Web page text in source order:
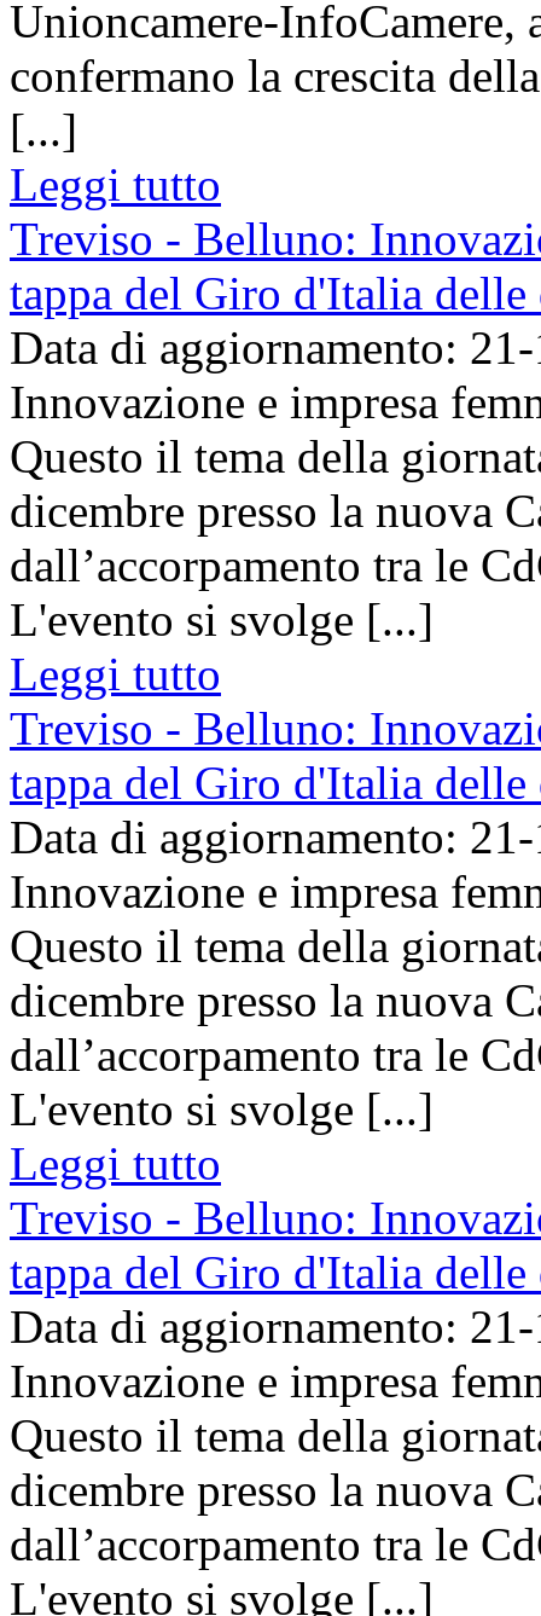
Unioncamere-InfoCamere,
confermano la crescita
[...]
Leggi tutto
Treviso - Belluno:
tappa del Giro d'Italia delle
Data di aggiornamento:
Innovazione e impresa
Questo il tema della
dicembre presso la nuova
dall’accorpamento tra le
L'evento si svolge [...]
Leggi tutto
Treviso - Belluno:
tappa del Giro d'Italia delle
Data di aggiornamento:
Innovazione e impresa
Questo il tema della
dicembre presso la nuova
dall’accorpamento tra le
L'evento si svolge [...]
Leggi tutto
Treviso - Belluno:
tappa del Giro d'Italia delle
Data di aggiornamento:
Innovazione e impresa
Questo il tema della
dicembre presso la nuova
dall’accorpamento tra le
L'evento si svolge [...]